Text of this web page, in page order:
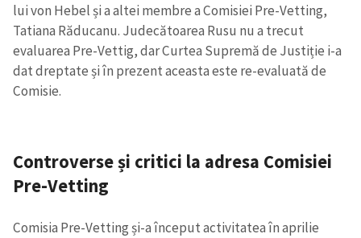
lui von Hebel și a altei membre a Comisiei Pre-Vetting,
Tatiana Răducanu. Judecătoarea Rusu nu a trecut
evaluarea Pre-Vettig, dar Curtea Supremă de Justiție i-a
dat dreptate și în prezent aceasta este re-evaluată de
Comisie.
Controverse și critici la adresa Comisiei
Pre-Vetting
Comisia Pre-Vetting și-a început activitatea în aprilie